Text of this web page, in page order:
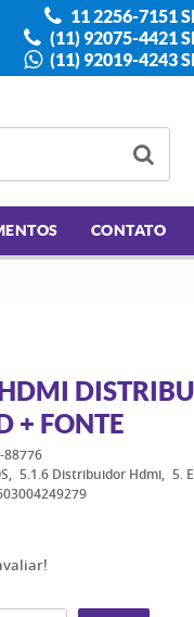
11 2256-7151
(11) 92075-4421
(11) 92019-4243
CONTATO
+ FONTE
88776
5.1.6 Distribuidor Hdmi
5.